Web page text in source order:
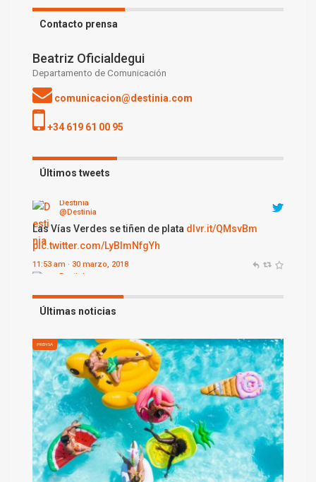
Contacto prensa
Beatriz Oficialdegui
Departamento de Comunicación
comunicacion@destinia.com
+34 619 61 00 95
Últimos tweets
Las Vías Verdes se tiñen de plata
11:53 am · 30 marzo, 2018
Destinia
@Destinia
Fábulas del Loira dlvr.it/QMqYrc
12:12 am · 30 marzo, 2018
Últimas noticias
PRENSA